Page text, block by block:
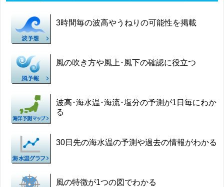
3時間毎の波高やうねりの可能性を掲載
風の吹き方や風上･風下の確認に役立つ
波高･海水温･海流･塩分の予測が1日毎にわか
る
30日先の海水温の予測や過去の情報がわかる
風の特徴が1つの図でわかる